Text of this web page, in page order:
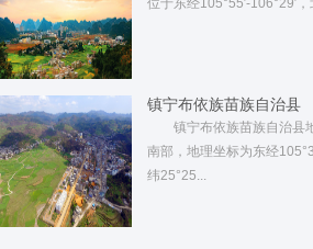
位于东经105°55′-106°29′，
镇宁布依族苗族自治县
镇宁布依族苗族自治县
南部，地理坐标为东经
纬25°25...